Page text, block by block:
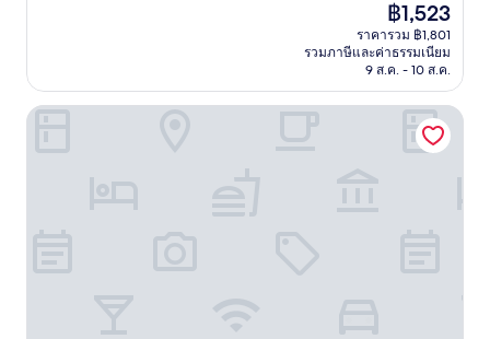
ราคา
ปัจจุบัน
คือ
฿1,523
฿1,523
ราคารวม ฿1,801
รวมภาษีและค่าธรรมเนียม
9 ส.ค. - 10 ส.ค.
แอนดาซ พัทยา จอมเทียนบีช บายไฮแอท